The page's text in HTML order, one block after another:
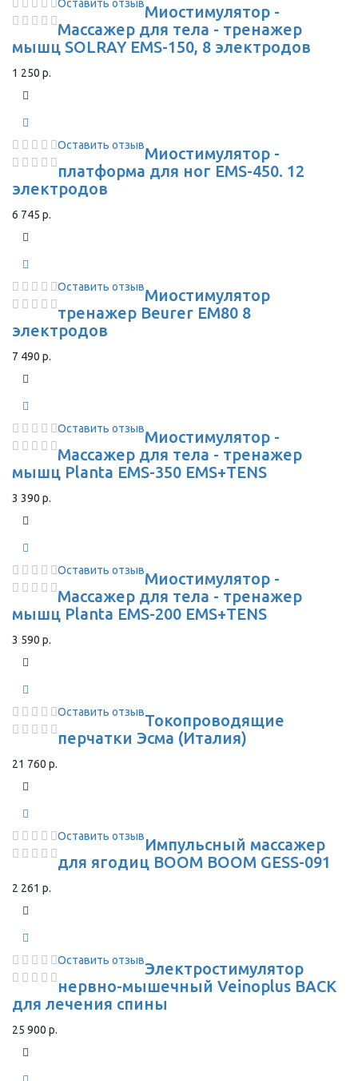
Оставить отзывМиостимулятор -
Массажер для тела - тренажер
мышц SOLRAY EMS-150, 8 электродов
1 250 р.
Оставить отзывМиостимулятор -
платформа для ног EMS-450. 12
электродов
6 745 р.
Оставить отзывМиостимулятор
тренажер Beurer EM80 8
электродов
7 490 р.
Оставить отзывМиостимулятор -
Массажер для тела - тренажер
мышц Planta EMS-350 EMS+TENS
3 390 р.
Оставить отзывМиостимулятор -
Массажер для тела - тренажер
мышц Planta EMS-200 EMS+TENS
3 590 р.
Оставить отзывТокопроводящие
перчатки Эсма (Италия)
21 760 р.
Оставить отзывИмпульсный массажер
для ягодиц BOOM BOOM GESS-091
2 261 р.
Оставить отзывЭлектростимулятор
нервно-мышечный Veinoplus BACK
для лечения спины
25 900 р.